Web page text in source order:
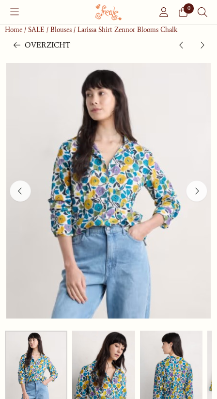
Cookievoorkeuren zijn momenteel gesloten. 0
Home / SALE / Blouses / Larissa Shirt Zennor Blooms Chalk
OVERZICHT